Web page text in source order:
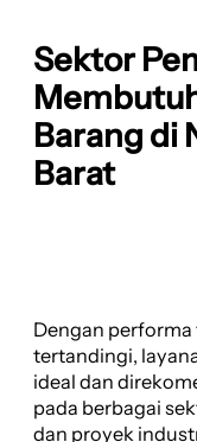
Sektor
Barang di
Barat
Dengan performa
tertandingi,
ideal dan
pada berbagai
dan proyek